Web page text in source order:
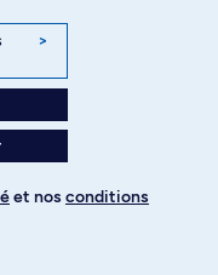
: Ce cours ne peut pas
suivants :
>
et nos conditions